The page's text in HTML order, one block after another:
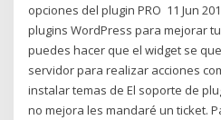
opciones del plugin PRO 11 Jun
plugins WordPress para mejorar
puedes hacer que el widget se
servidor para realizar acciones
instalar temas de El soporte de
no mejora les mandaré un ticket.